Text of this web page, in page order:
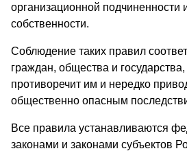
организационной
собственности.
Соблюдение таких правил
граждан, общества и
противоречит им и нередко
общественно опасным
Все правила устанавливаются
законами и законами субъектов